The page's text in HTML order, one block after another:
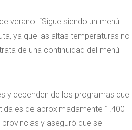
verano. “Sigue siendo un menú
ya que las altas temperaturas no
de una continuidad del menú
y dependen de los programas que
es de aproximadamente 1.400
y aseguró que se